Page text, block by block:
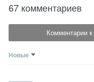
67 комментариев
Комментарии
Новые